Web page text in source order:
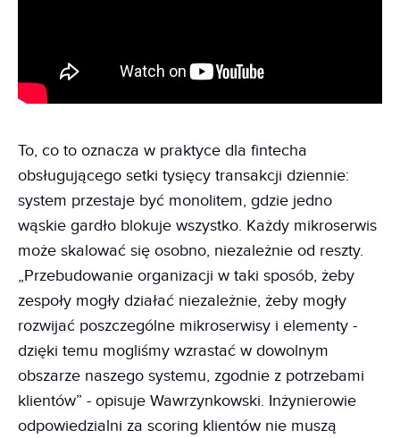
To, co to oznacza w praktyce dla fintecha
obsługującego setki tysięcy transakcji dziennie:
system przestaje być monolitem, gdzie jedno
wąskie gardło blokuje wszystko. Każdy mikroserwis
może skalować się osobno, niezależnie od reszty.
„Przebudowanie organizacji w taki sposób, żeby
zespoły mogły działać niezależnie, żeby mogły
rozwijać poszczególne mikroserwisy i elementy -
dzięki temu mogliśmy wzrastać w dowolnym
obszarze naszego systemu, zgodnie z potrzebami
klientów” - opisuje Wawrzynkowski. Inżynierowie
odpowiedzialni za scoring klientów nie muszą